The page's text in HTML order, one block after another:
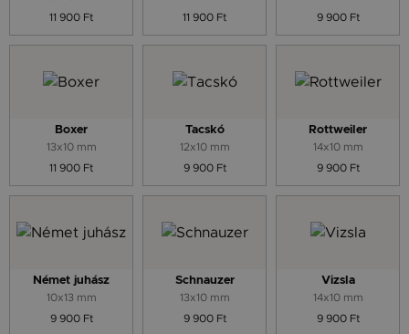
11 900 Ft
11 900 Ft
9 900 Ft
Boxer
13x10 mm
11 900 Ft
Tacskó
12x10 mm
9 900 Ft
Rottweiler
14x10 mm
9 900 Ft
Német juhász
10x13 mm
9 900 Ft
Schnauzer
13x10 mm
9 900 Ft
Vizsla
14x10 mm
9 900 Ft